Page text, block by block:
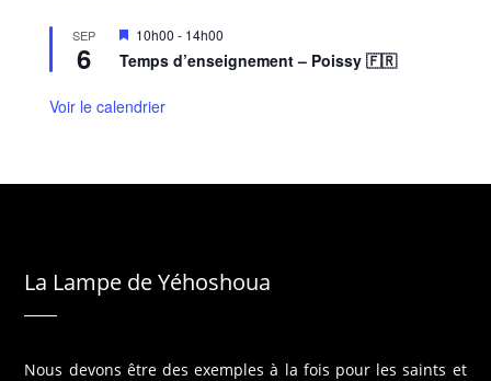
SEP
6
M
s
n
10h00 - 14h00
Temps d’enseignement – Poissy 🇫🇷
Voir le calendrier
La Lampe de Yéhoshoua
Nous devons être des exemples à la fois pour les saints et